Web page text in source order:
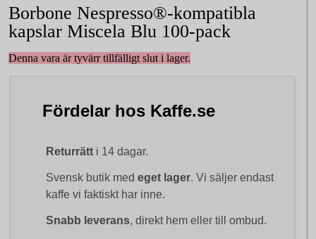
Borbone Nespresso®-kompatibla
kapslar Miscela Blu 100-pack
Denna vara är tyvärr tillfälligt slut i lager.
Fördelar hos Kaffe.se
Returrätti 14 dagar.
Svensk butik med eget lager. Vi säljer endast
kaffe vi faktiskt har inne.
Snabb leverans, direkt hem eller till ombud.